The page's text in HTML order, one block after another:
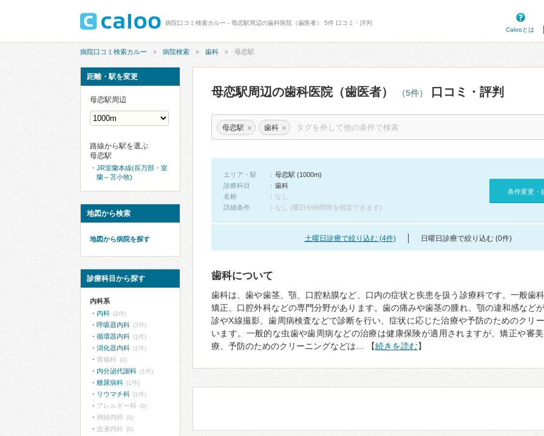
病院口コミ検索カルー - 母恋駅周辺の歯科医院（歯医者） 5件 口コミ・評判
Calooとは
病院口コミ検索カルー 病院検索 歯科 母恋駅
母恋駅周辺の歯科医院（歯医者） （5件） 口コミ・評判
母恋駅 × 歯科 ×
エリア・駅
母恋駅 (1000m)
診療科目
歯科
名称
なし
詳細条件
なし (曜日や時間帯を指定できます)
条件変更・
土曜日診療で絞り込む (4件) 日曜日診療で絞り込む (0件)
歯科について
歯科は、歯や歯茎、顎、口腔粘膜など、口内の症状と疾患を扱う診療科です。一般歯
矯正、口腔外科などの専門分野があります。歯の痛みや歯茎の腫れ、顎の違和感など
診やX線撮影、歯周病検査などで診断を行い、症状に応じた治療や予防のためのクリ
います。一般的な虫歯や歯周病などの治療は健康保険が適用されますが、矯正や審
療、予防のためのクリーニングなどは… 【続きを読む】
距離・駅を変更
母恋駅周辺
路線から駅を選ぶ
母恋駅
JR室蘭本線(長万部・室
蘭～苫小牧)
地図から検索
地図から病院を探す
診療科目から探す
内科系
内科 (2件)
呼吸器内科 (2件)
循環器内科 (1件)
消化器内科 (1件)
胃腸科 (0)
内分泌代謝科 (1件)
糖尿病科 (1件)
リウマチ科 (1件)
アレルギー科 (0)
神経内科 (0)
血液内科 (0)